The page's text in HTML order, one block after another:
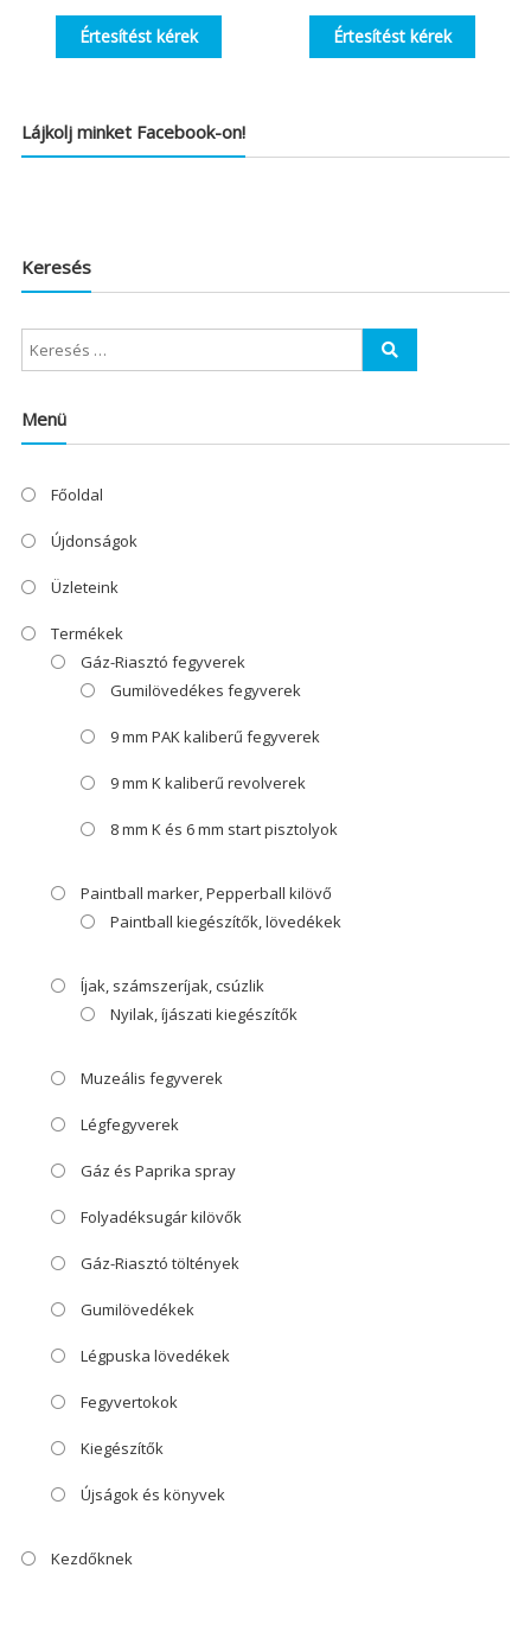
Értesítést kérek Értesítést kérek
Lájkolj minket Facebook-on!
Keresés
Menü
Főoldal
Újdonságok
Üzleteink
Termékek
Gáz-Riasztó fegyverek
Gumilövedékes fegyverek
9 mm PAK kaliberű fegyverek
9 mm K kaliberű revolverek
8 mm K és 6 mm start pisztolyok
Paintball marker, Pepperball kilövő
Paintball kiegészítők, lövedékek
Íjak, számszeríjak, csúzlik
Nyilak, íjászati kiegészítők
Muzeális fegyverek
Légfegyverek
Gáz és Paprika spray
Folyadéksugár kilövők
Gáz-Riasztó töltények
Gumilövedékek
Légpuska lövedékek
Fegyvertokok
Kiegészítők
Újságok és könyvek
Kezdőknek